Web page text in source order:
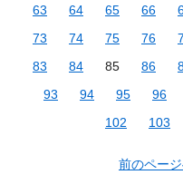
63
64 65 66
73
74 75 76
83
84 85 86
93
94 95 96
102
103
前のペー